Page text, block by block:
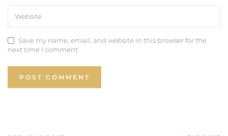
Save my name, email, and website in this browser for the
next time I comment.